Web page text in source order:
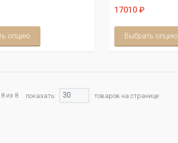
опцию
17010 ₽
Выбрать опцию
из 8 показать: 30 товаров на странице